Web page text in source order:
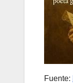
Fuente: